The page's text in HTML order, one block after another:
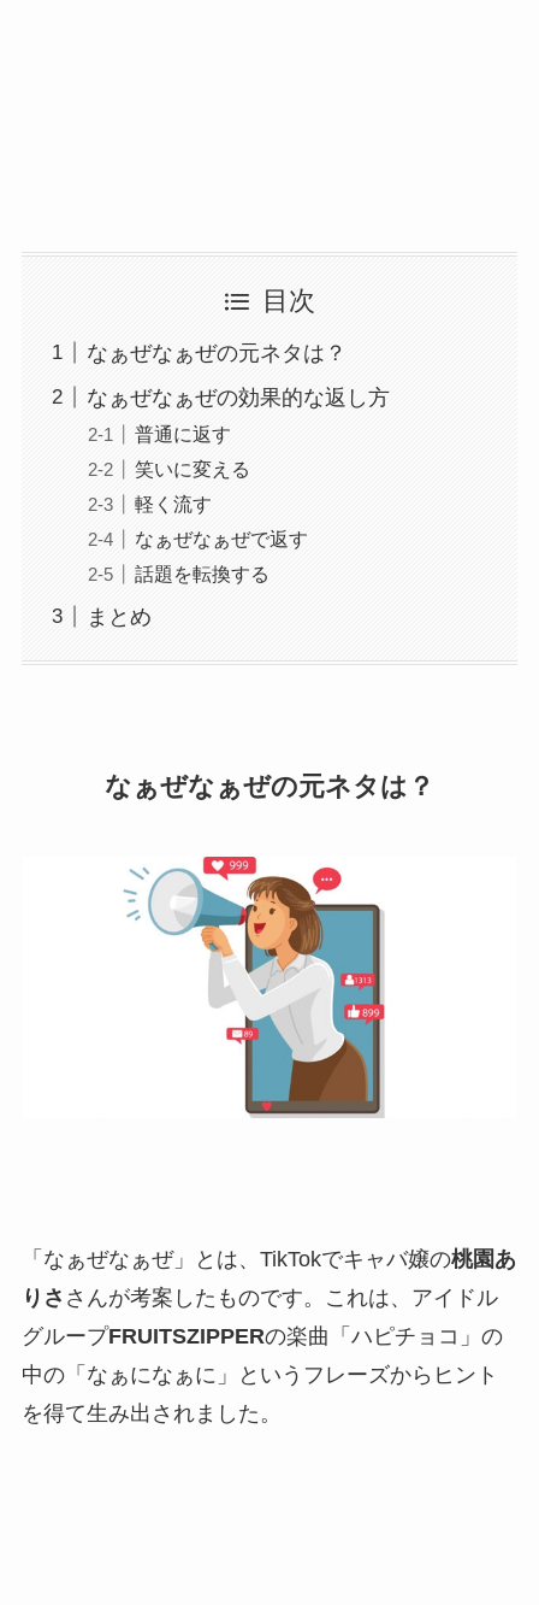
目次
なぁぜなぁぜの元ネタは？
なぁぜなぁぜの効果的な返し方
普通に返す
笑いに変える
軽く流す
なぁぜなぁぜで返す
話題を転換する
まとめ
なぁぜなぁぜの元ネタは？
「なぁぜなぁぜ」とは、TikTokでキャバ嬢の桃園あ
りさ さんが考案したものです。これは、アイドル
グループFRUITSZIPPERの楽曲「ハピチョコ」の
中の「なぁになぁに」というフレーズからヒント
を得て生み出されました。